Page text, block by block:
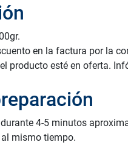
en la factura por la
producto esté en oferta.
4-5 minutos
mismo tiempo.